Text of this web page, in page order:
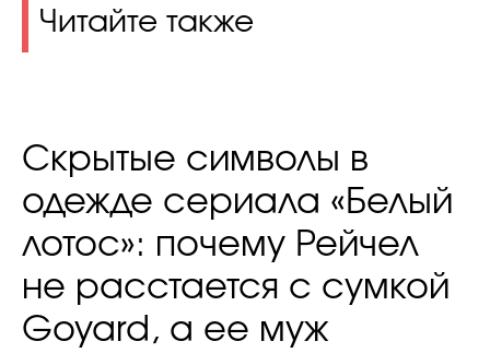
Читайте также
Скрытые символы в
одежде сериала «Белый
лотос»: почему Рейчел
не расстается с сумкой
Goyard, а ее муж